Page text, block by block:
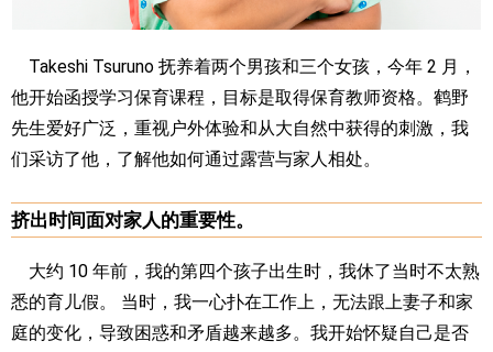
Takeshi Tsuruno 抚养着两个男孩和三个女孩，今年 2 月，
他开始函授学习保育课程，目标是取得保育教师资格。鹤野
先生爱好广泛，重视户外体验和从大自然中获得的刺激，我
们采访了他，了解他如何通过露营与家人相处。
挤出时间面对家人的重要性。
大约 10 年前，我的第四个孩子出生时，我休了当时不太熟
悉的育儿假。 当时，我一心扑在工作上，无法跟上妻子和家
庭的变化，导致困惑和矛盾越来越多。我开始怀疑自己是否